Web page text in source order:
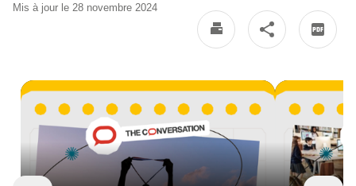
Mis à jour le 28 novembre 2024